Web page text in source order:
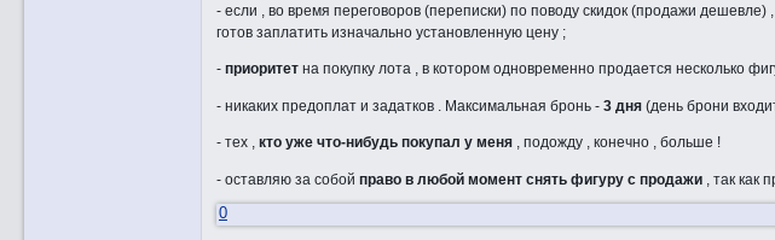
- если , во время переговоров (переписки) по поводу скидок (продажи дешевле)
готов заплатить изначально установленную цену ;
- приоритетна покупку лота , в котором одновременно продается несколько
- никаких предоплат и задатков . Максимальная бронь - 3 дня (день брони
- тех ,кто уже что-нибудь покупал у меня, подожду , конечно , больше !
- оставляю за собой право в любой момент снять фигуру с продажи, так как
0